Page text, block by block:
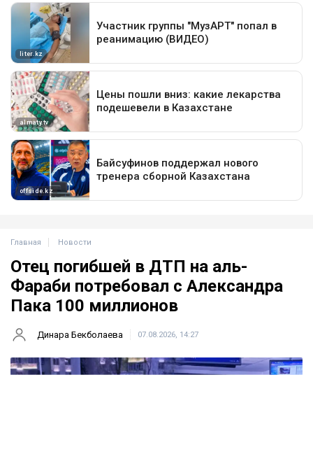
Главная Новости
Отец погибшей в ДТП на аль-
Фараби потребовал с Александра
Пака 100 миллионов
Динара Бекболаева 07.08.2026, 14:27